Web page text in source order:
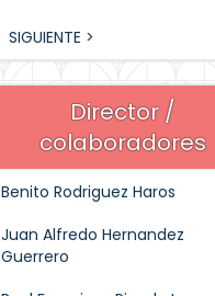
SIGUIENTE >
Director /
colaboradores
Benito Rodriguez Haros
Juan Alfredo Hernandez
Guerrero